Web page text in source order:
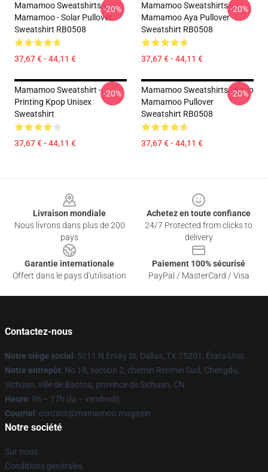
Mamamoo Sweatshirts -
Mamamoo - Solar Pullover
Sweatshirt RB0508
37,67 € - 44,11 €
-20%
Mamamoo Sweatshirts -
Mamamoo Aya Pullover
Sweatshirt RB0508
37,67 € - 44,11 €
-20%
Mamamoo Sweatshirt -
Printing Kpop Unisex
Sweatshirt
37,67 € - 44,11 €
-20%
Mamamoo Sweatshirts - Kpop
Mamamoo Pullover
Sweatshirt RB0508
37,67 € - 44,11 €
-20%
Livraison mondiale
Nous livrons dans plus de 200
pays
Achetez en toute confiance
24/7 Protected from clicks to
delivery
Garantie internationale
Offert dans le pays d'utilisation
Paiement 100% sécurisé
PayPal / MasterCard / Visa
Contactez-nous
Notre siège social : 5211 N Ervay St, Dallas, TX 75201, États-Unis
Notre entrepôt: No 18, section 2, chemin Renmin Sud, Chengdu,
Sichuan, ville de Baotou, province de Sichuan, CN
Heure: 9h – 17h (lu – vendredi)
Courriel : contact@mamamoo.magasin
Notre société
Sur nous
Conditions générales